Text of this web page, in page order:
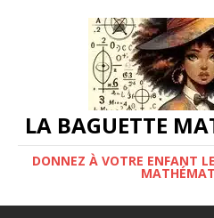
LA BAGUETTE
DONNEZ À VOTRE ENFANT